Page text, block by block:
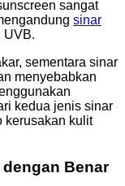
sangat
sinar
UVB.
sementara sinar
menyebabkan
kedua jenis sinar
kerusakan kulit
Benar